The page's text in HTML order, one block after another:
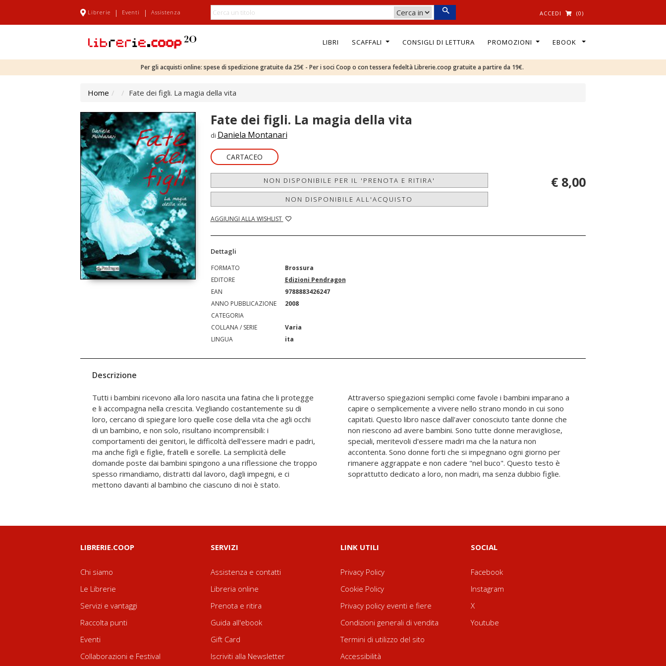
Librerie | Eventi | Assistenza ACCEDI (0)
LIBRI SCAFFALI CONSIGLI DI LETTURA PROMOZIONI EBOOK
Per gli acquisti online: spese di spedizione gratuite da 25€ - Per i soci Coop o con tessera fedeltà Librerie.coop gratuite a partire da 19€.
Home Fate dei figli. La magia della vita
Fate dei figli. La magia della vita
di Daniela Montanari
CARTACEO
NON DISPONIBILE PER IL 'PRENOTA E RITIRA'
NON DISPONIBILE ALL'ACQUISTO
AGGIUNGI ALLA WISHLIST
€ 8,00
Dettagli
FORMATO
Brossura
EDITORE
Edizioni Pendragon
EAN
9788883426247
ANNO PUBBLICAZIONE
2008
CATEGORIA
COLLANA / SERIE
Varia
LINGUA
ita
Descrizione
Tutti i bambini ricevono alla loro nascita una fatina che li protegge
e li accompagna nella crescita. Vegliando costantemente su di
loro, cercano di spiegare loro quelle cose della vita che agli occhi
di un bambino, e non solo, risultano incomprensibili: i
comportamenti dei genitori, le difficoltà dell'essere madri e padri,
ma anche figli e figlie, fratelli e sorelle. La semplicità delle
domande poste dai bambini spingono a una riflessione che troppo
spesso rimandiamo, distratti dal lavoro, dagli impegni, e ci
mettono davanti al bambino che ciascuno di noi è stato.
Attraverso spiegazioni semplici come favole i bambini imparano a
capire o semplicemente a vivere nello strano mondo in cui sono
capitati. Questo libro nasce dall'aver conosciuto tante donne che
non riescono ad avere bambini. Sono tutte donne meravigliose,
speciali, meritevoli d'essere madri ma che la natura non
accontenta. Sono donne forti che si impegnano ogni giorno per
rimanere aggrappate e non cadere "nel buco". Questo testo è
soprattutto dedicato a loro, non madri, ma senza dubbio figlie.
LIBRERIE.COOP
Chi siamo
Le Librerie
Servizi e vantaggi
Raccolta punti
Eventi
Collaborazioni e Festival
SERVIZI
Assistenza e contatti
Libreria online
Prenota e ritira
Guida all'ebook
Gift Card
Iscriviti alla Newsletter
LINK UTILI
Privacy Policy
Cookie Policy
Privacy policy eventi e fiere
Condizioni generali di vendita
Termini di utilizzo del sito
Accessibilità
SOCIAL
Facebook
Instagram
X
Youtube